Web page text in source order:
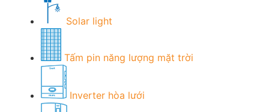
Solar light
Tấm pin năng lượng mặt trời
Inverter hòa lưới